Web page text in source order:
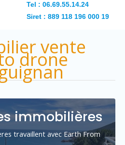
Tel : 06.69.55.14.24
Siret : 889 118 196 000 19
vente
drone
immobilières
travaillent avec Earth From